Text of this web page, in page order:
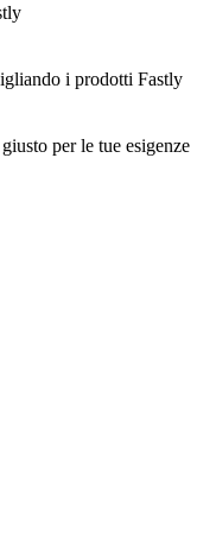
i prodotti Fastly
per le tue esigenze